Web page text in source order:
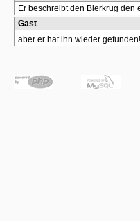
Er beschreibt den Bierkrug den
Gast
aber er hat ihn wieder